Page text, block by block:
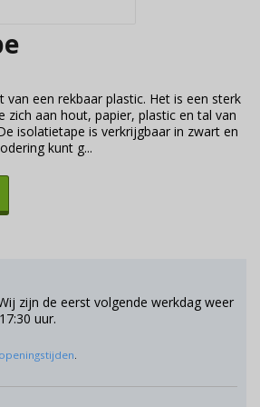
van een rekbaar plastic. Het is een sterk
zich aan hout, papier, plastic en tal van
isolatietape is verkrijgbaar in zwart en
kunt g...
zijn de eerst volgende werkdag weer
uur.
openingstijden